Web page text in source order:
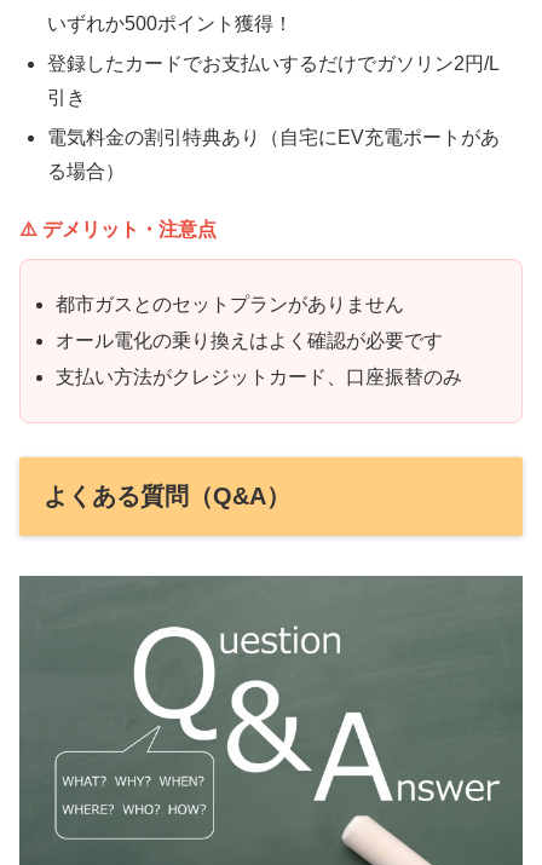
いずれか500ポイント獲得！
登録したカードでお支払いするだけでガソリン2円/L
引き
電気料金の割引特典あり（自宅にEV充電ポートがあ
る場合）
⚠️ デメリット・注意点
都市ガスとのセットプランがありません
オール電化の乗り換えはよく確認が必要です
支払い方法がクレジットカード、口座振替のみ
よくある質問（Q&A）